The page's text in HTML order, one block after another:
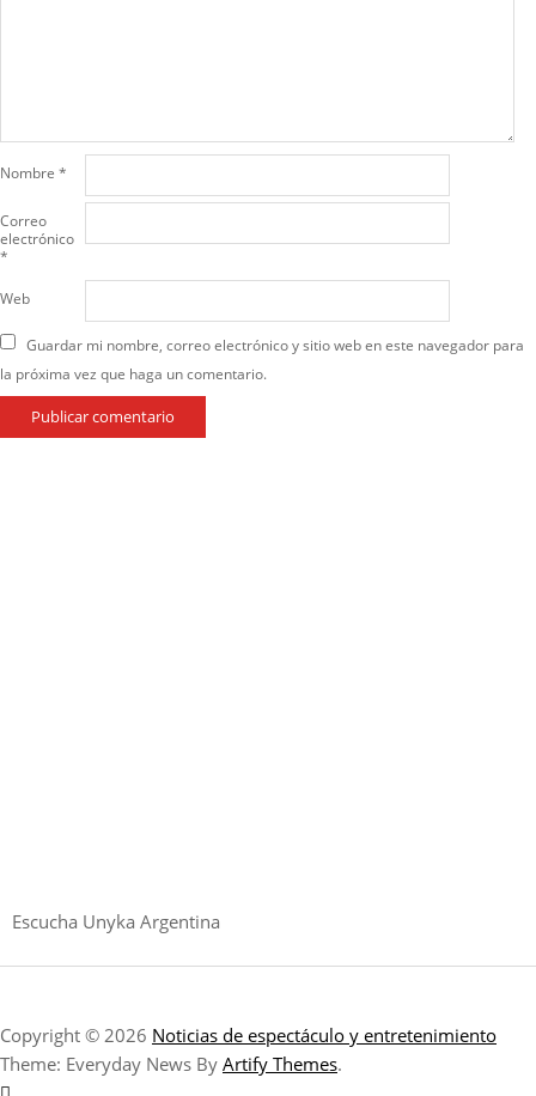
Nombre *
Correo
electrónico
*
Web
Guardar mi nombre, correo electrónico y sitio web en este navegador para
la próxima vez que haga un comentario.
Escucha Unyka Argentina
Copyright © 2026 Noticias de espectáculo y entretenimiento
Theme: Everyday News By Artify Themes.